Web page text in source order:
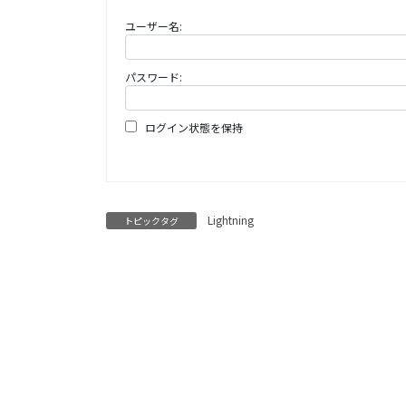
ユーザー名:
パスワード:
ログイン状態を保持
トピックタグ Lightning